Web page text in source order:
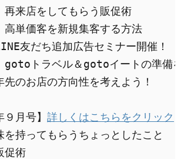
再来店をしてもらう販促術
高単価客を新規集客する方法
友だち追加広告セミナー開催！
gotoトラベル＆gotoイートの準備
先のお店の方向性を考えよう！
９月号】 詳しくはこちらをクリック
を持ってもらうちょっとしたこと
促術